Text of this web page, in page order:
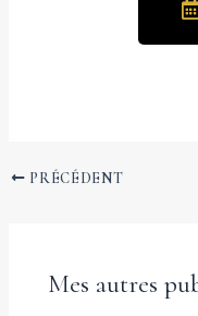
PRÉCÉDENT
Mes autres